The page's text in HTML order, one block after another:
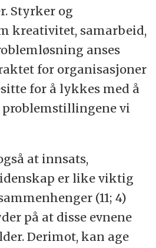
Styrker og
kreativitet, samarbeid,
anses
for organisasjoner
for å lykkes med å
vi
at innsats,
er like viktig
(11; 4)
på at disse evnene
Derimot, kan age